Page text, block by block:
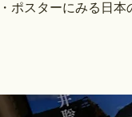
ポスターにみる日本